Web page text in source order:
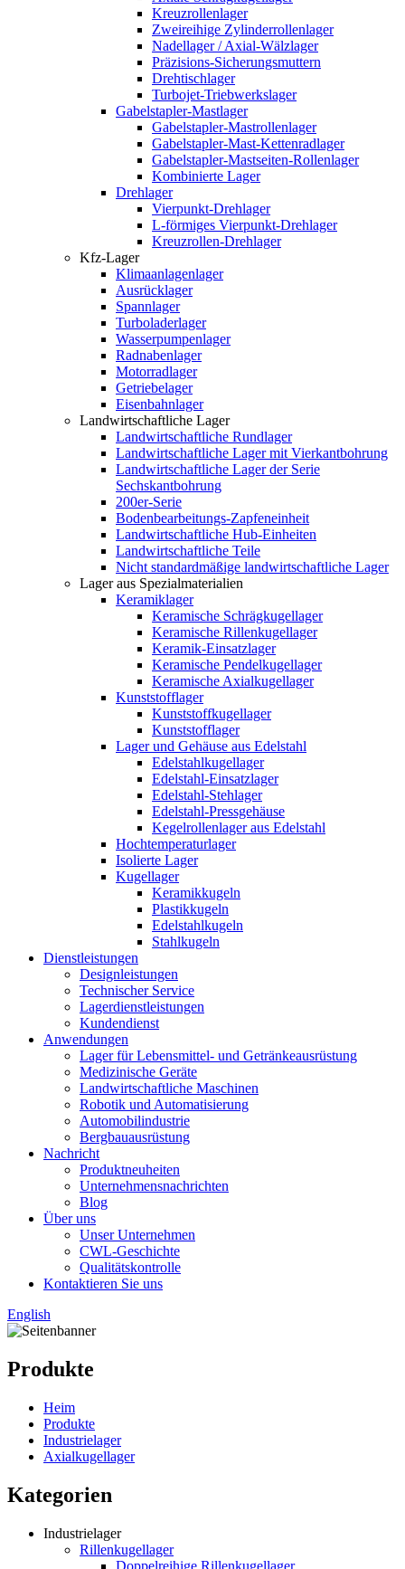
Kreuzrollenlager
Zweireihige Zylinderrollenlager
Nadellager / Axial-Wälzlager
Präzisions-Sicherungsmuttern
Drehtischlager
Turbojet-Triebwerkslager
Gabelstapler-Mastlager
Gabelstapler-Mastrollenlager
Gabelstapler-Mast-Kettenradlager
Gabelstapler-Mastseiten-Rollenlager
Kombinierte Lager
Drehlager
Vierpunkt-Drehlager
L-förmiges Vierpunkt-Drehlager
Kreuzrollen-Drehlager
Kfz-Lager
Klimaanlagenlager
Ausrücklager
Spannlager
Turboladerlager
Wasserpumpenlager
Radnabenlager
Motorradlager
Getriebelager
Eisenbahnlager
Landwirtschaftliche Lager
Landwirtschaftliche Rundlager
Landwirtschaftliche Lager mit Vierkantbohrung
Landwirtschaftliche Lager der Serie
Sechskantbohrung
200er-Serie
Bodenbearbeitungs-Zapfeneinheit
Landwirtschaftliche Hub-Einheiten
Landwirtschaftliche Teile
Nicht standardmäßige landwirtschaftliche Lager
Lager aus Spezialmaterialien
Keramiklager
Keramische Schrägkugellager
Keramische Rillenkugellager
Keramik-Einsatzlager
Keramische Pendelkugellager
Keramische Axialkugellager
Kunststofflager
Kunststoffkugellager
Kunststofflager
Lager und Gehäuse aus Edelstahl
Edelstahlkugellager
Edelstahl-Einsatzlager
Edelstahl-Stehlager
Edelstahl-Pressgehäuse
Kegelrollenlager aus Edelstahl
Hochtemperaturlager
Isolierte Lager
Kugellager
Keramikkugeln
Plastikkugeln
Edelstahlkugeln
Stahlkugeln
Dienstleistungen
Designleistungen
Technischer Service
Lagerdienstleistungen
Kundendienst
Anwendungen
Lager für Lebensmittel- und Getränkeausrüstung
Medizinische Geräte
Landwirtschaftliche Maschinen
Robotik und Automatisierung
Automobilindustrie
Bergbauausrüstung
Nachricht
Produktneuheiten
Unternehmensnachrichten
Blog
Über uns
Unser Unternehmen
CWL-Geschichte
Qualitätskontrolle
Kontaktieren Sie uns
English
Produkte
Heim
Produkte
Industrielager
Axialkugellager
Kategorien
Industrielager
Rillenkugellager
Doppelreihige Rillenkugellager